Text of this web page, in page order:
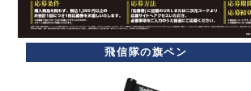
飛信隊の旗ペン